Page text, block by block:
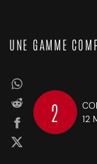
UNE GAMME
2
12